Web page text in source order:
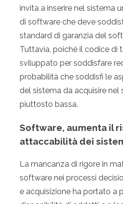
invita a inserire nel sistema
di software che deve
standard di garanzia del
Tuttavia, poiché il codice di
sviluppato per soddisfare
probabilità che soddisfi le
del sistema da acquisire
piuttosto bassa.
Software, aumenta il
attaccabilità dei
La mancanza di rigore in
software nei processi
e acquisizione ha portato a